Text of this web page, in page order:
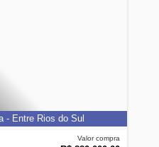
Valor compra
- Entre Rios do Sul